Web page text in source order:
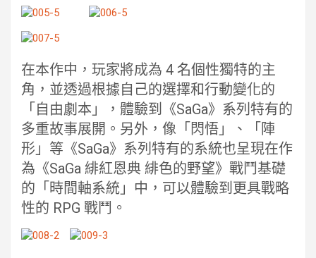
在本作中，玩家將成為 4 名個性獨特的主
角，並透過根據自己的選擇和行動變化的
「自由劇本」，體驗到《SaGa》系列特有的
多重故事展開。另外，像「閃悟」、「陣
形」等《SaGa》系列特有的系統也呈現在作
為《SaGa 緋紅恩典 緋色的野望》戰鬥基礎
的「時間軸系統」中，可以體驗到更具戰略
性的 RPG 戰鬥。